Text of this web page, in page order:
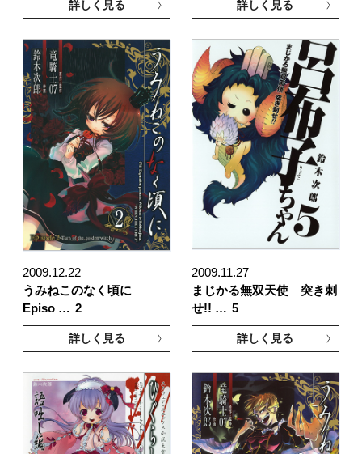
詳しく見る 詳しく見る
2009.12.22
うみねこのなく頃に
Episo … 2
詳しく見る
2009.11.27
まじかる無双天使 突き刺
せ!! … 5
詳しく見る